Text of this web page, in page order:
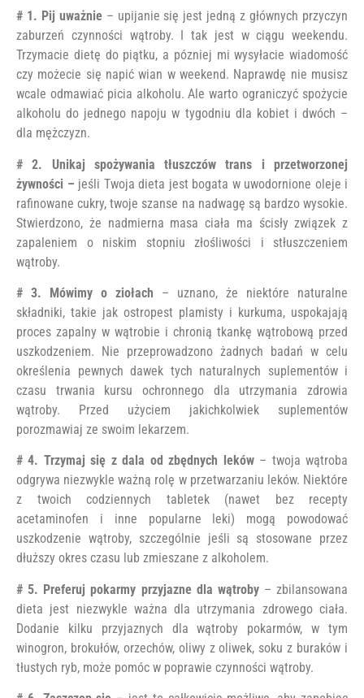
# 1. Pij uważnie– upijanie się jest jedną z głównych przyczyn
zaburzeń czynności wątroby. I tak jest w ciągu weekendu.
Trzymacie dietę do piątku, a pózniej mi wysyłacie wiadomość
czy możecie się napić wian w weekend. Naprawdę nie musisz
wcale odmawiać picia alkoholu. Ale warto ograniczyć spożycie
alkoholu do jednego napoju w tygodniu dla kobiet i dwóch –
dla mężczyzn.
# 2. Unikaj spożywania tłuszczów trans i przetworzonej
żywności – jeśli Twoja dieta jest bogata w uwodornione oleje i
rafinowane cukry, twoje szanse na nadwagę są bardzo wysokie.
Stwierdzono, że nadmierna masa ciała ma ścisły związek z
zapaleniem o niskim stopniu złośliwości i stłuszczeniem
wątroby.
# 3. Mówimy o ziołach – uznano, że niektóre naturalne
składniki, takie jak ostropest plamisty i kurkuma, uspokajają
proces zapalny w wątrobie i chronią tkankę wątrobową przed
uszkodzeniem. Nie przeprowadzono żadnych badań w celu
określenia pewnych dawek tych naturalnych suplementów i
czasu trwania kursu ochronnego dla utrzymania zdrowia
wątroby. Przed użyciem jakichkolwiek suplementów
porozmawiaj ze swoim lekarzem.
# 4. Trzymaj się z dala od zbędnych leków– twoja wątroba
odgrywa niezwykle ważną rolę w przetwarzaniu leków. Niektóre
z twoich codziennych tabletek (nawet bez recepty
acetaminofen i inne popularne leki) mogą powodować
uszkodzenie wątroby, szczególnie jeśli są stosowane przez
dłuższy okres czasu lub zmieszane z alkoholem.
# 5. Preferuj pokarmy przyjazne dla wątroby– zbilansowana
dieta jest niezwykle ważna dla utrzymania zdrowego ciała.
Dodanie kilku przyjaznych dla wątroby pokarmów, w tym
winogron, brokułów, orzechów, oliwy z oliwek, soku z buraków i
tłustych ryb, może pomóc w poprawie czynności wątroby.